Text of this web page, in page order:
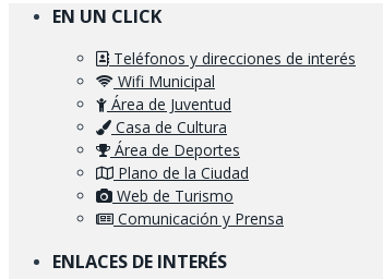
EN UN CLICK
Teléfonos y direcciones de interés
Wifi Municipal
Área de Juventud
Casa de Cultura
Área de Deportes
Plano de la Ciudad
Web de Turismo
Comunicación y Prensa
ENLACES DE INTERÉS